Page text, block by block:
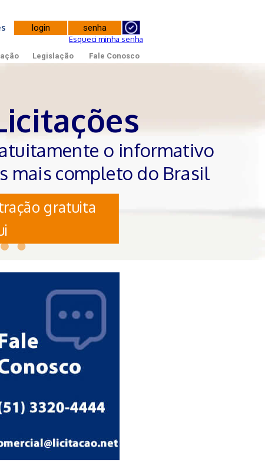
Esqueci minha senha
Legislação Fale Conosco
o informativo
mais completo do Brasil
gratuita